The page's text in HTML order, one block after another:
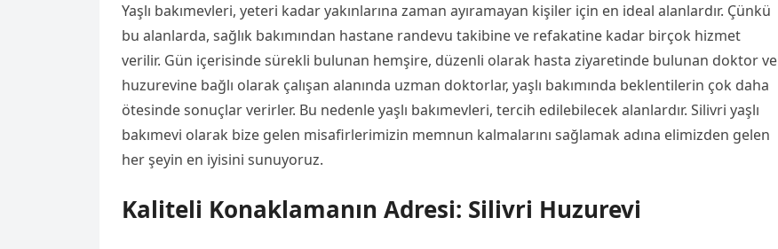
Yaşlı bakımevleri, yeteri kadar yakınlarına zaman ayıramayan kişiler için en ideal alanlardır. Çünkü
bu alanlarda, sağlık bakımından hastane randevu takibine ve refakatine kadar birçok hizmet
verilir. Gün içerisinde sürekli bulunan hemşire, düzenli olarak hasta ziyaretinde bulunan doktor ve
huzurevine bağlı olarak çalışan alanında uzman doktorlar, yaşlı bakımında beklentilerin çok daha
ötesinde sonuçlar verirler. Bu nedenle yaşlı bakımevleri, tercih edilebilecek alanlardır. Silivri yaşlı
bakımevi olarak bize gelen misafirlerimizin memnun kalmalarını sağlamak adına elimizden gelen
her şeyin en iyisini sunuyoruz.
Kaliteli Konaklamanın Adresi: Silivri Huzurevi